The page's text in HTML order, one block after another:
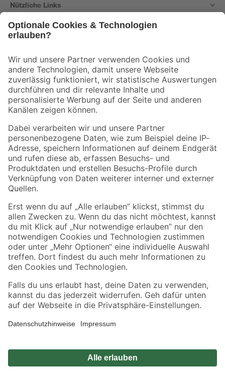
Nützliche Links
Der toom Newsletter: Keine Angebote und Aktionen mehr verpassen!
Zur Newsletter Anmeldung
Folge uns
Zahlungsarten Versandarten
Sicher einkaufen
Jetzt die toom-App herunterladen
Alle Preisangaben in EUR inkl. gesetzl. MwSt.. Die dargestellten Angebote sind unter
Umständen nicht in allen Märkten verfügbar. Die angegebenen Verfügbarkeiten beziehen
Produkte nur solange der Vorrat reicht.
*Paketversand ab 59 € versandkostenfrei, gilt nicht für Artikel mit Speditionsversand, hier
Privatsphäre Impressum
Nutzungsbedingungen
Widerrufsrecht Vertrag widerrufen